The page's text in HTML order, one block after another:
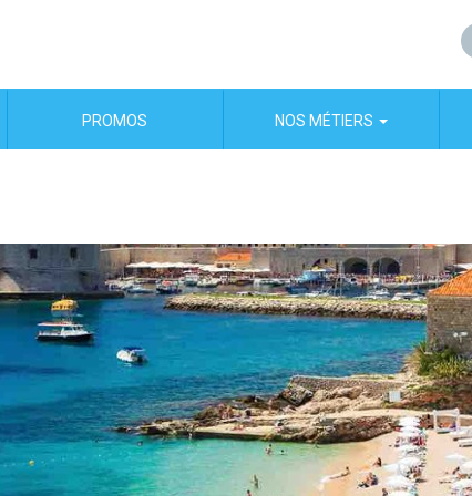
PROMOS NOS MÉTIERS